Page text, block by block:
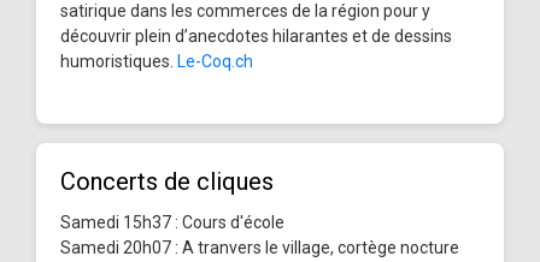
satirique dans les commerces de la région pour y
découvrir plein d’anecdotes hilarantes et de dessins
humoristiques. Le-Coq.ch
Concerts de cliques
Samedi 15h37 : Cours d'école
Samedi 20h07 : A tranvers le village, cortège nocture